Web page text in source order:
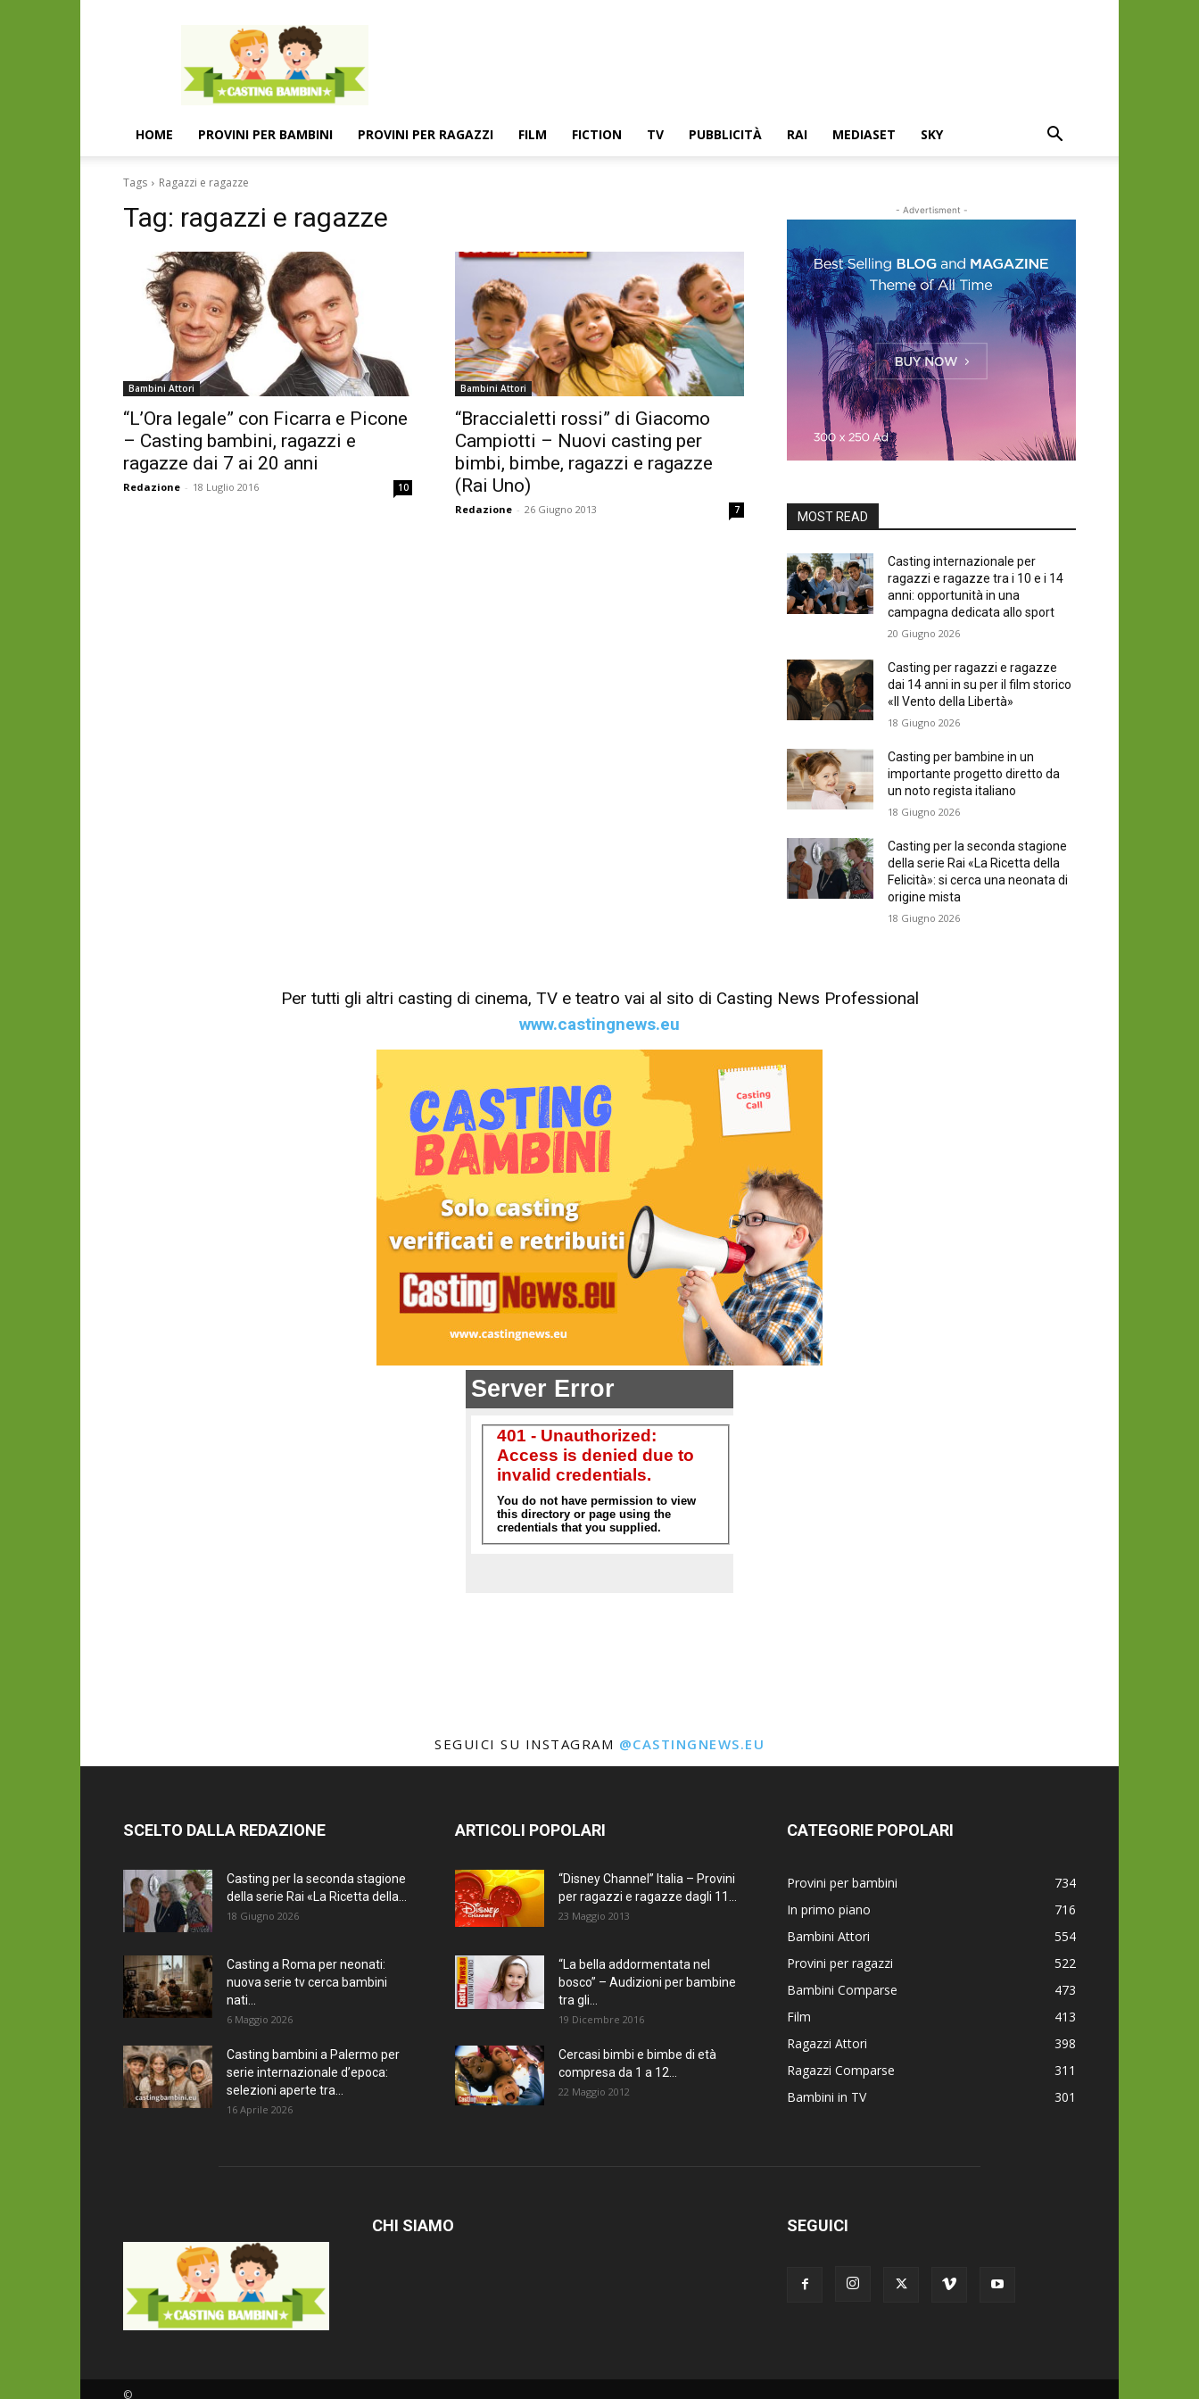
Casting
e
provini
per
bambini
e
HOME PROVINI PER BAMBINI PROVINI PER RAGAZZI FILM FICTION TV PUBBLICITÀ RAI MEDIASET SKY
Tags Ragazzi e ragazze
Tag: ragazzi e ragazze
Bambini Attori
“L’Ora legale” con Ficarra e Picone
– Casting bambini, ragazzi e
ragazze dai 7 ai 20 anni
Redazione - 18 Luglio 2016 10
Bambini Attori
“Braccialetti rossi” di Giacomo
Campiotti – Nuovi casting per
bimbi, bimbe, ragazzi e ragazze
(Rai Uno)
Redazione - 26 Giugno 2013 7
- Advertisment -
MOST READ
Casting internazionale per
ragazzi e ragazze tra i 10 e i 14
anni: opportunità in una
campagna dedicata allo sport
20 Giugno 2026
Casting per ragazzi e ragazze
dai 14 anni in su per il film storico
«Il Vento della Libertà»
18 Giugno 2026
Casting per bambine in un
importante progetto diretto da
un noto regista italiano
18 Giugno 2026
Casting per la seconda stagione
della serie Rai «La Ricetta della
Felicità»: si cerca una neonata di
origine mista
18 Giugno 2026
Per tutti gli altri casting di cinema, TV e teatro vai al sito di Casting News Professional
www.castingnews.eu
SEGUICI SU INSTAGRAM @CASTINGNEWS.EU
SCELTO DALLA REDAZIONE
Casting per la seconda stagione
della serie Rai «La Ricetta della...
18 Giugno 2026
Casting a Roma per neonati:
nuova serie tv cerca bambini
nati...
6 Maggio 2026
Casting bambini a Palermo per
serie internazionale d’epoca:
selezioni aperte tra...
16 Aprile 2026
ARTICOLI POPOLARI
“Disney Channel” Italia – Provini
per ragazzi e ragazze dagli 11...
23 Maggio 2013
“La bella addormentata nel
bosco” – Audizioni per bambine
tra gli...
19 Dicembre 2016
Cercasi bimbi e bimbe di età
compresa da 1 a 12...
22 Maggio 2012
CATEGORIE POPOLARI
Provini per bambini
734
In primo piano
716
Bambini Attori
554
Provini per ragazzi
522
Bambini Comparse
473
Film
413
Ragazzi Attori
398
Ragazzi Comparse
311
Bambini in TV
301
CHI SIAMO SEGUICI
©